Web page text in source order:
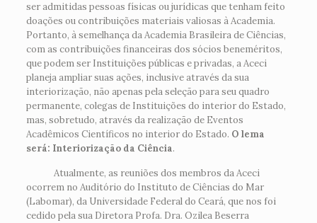
ser admitidas pessoas físicas ou jurídicas que tenham feito
doações ou contribuições materiais valiosas à Academia.
Portanto, à semelhança da Academia Brasileira de Ciências,
com as contribuições financeiras dos sócios beneméritos,
que podem ser Instituições públicas e privadas, a Aceci
planeja ampliar suas ações, inclusive através da sua
interiorização, não apenas pela seleção para seu quadro
permanente, colegas de Instituições do interior do Estado,
mas, sobretudo, através da realização de Eventos
Acadêmicos Científicos no interior do Estado. O lema
será: Interiorização da Ciência.
Atualmente, as reuniões dos membros da Aceci
ocorrem no Auditório do Instituto de Ciências do Mar
(Labomar), da Universidade Federal do Ceará, que nos foi
cedido pela sua Diretora Profa. Dra. Ozilea Beserra